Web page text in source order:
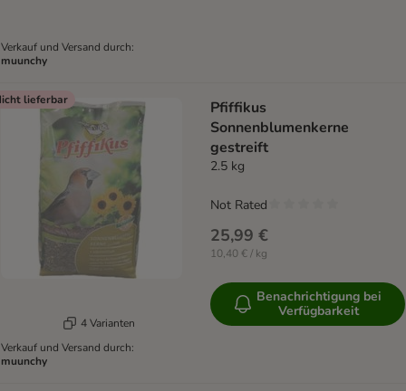
Verkauf und Versand durch:
muunchy
lieferbar
4 Varianten
Verkauf und Versand durch:
muunchy
Pfiffikus
Sonnenblumenkerne
gestreift
2.5 kg
25,99 €
10,40 € / kg
Not Rated
Benachrichtigung bei
Verfügbarkeit